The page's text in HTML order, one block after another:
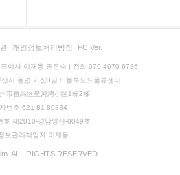
개인정보처리방침 PC Ver.
이사 이재동 권은숙 | 전화 070-4070-6786
시 동면 가산3길 8 블루모드물류센터
市番禺区星河湾小区1栋2梯
번호 621-81-80834
호 제2010-경남양산-0049호
보관리책임자 이재동
ALL RIGHTS RESERVED.